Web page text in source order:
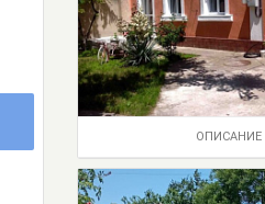
ОПИСАНИЕ